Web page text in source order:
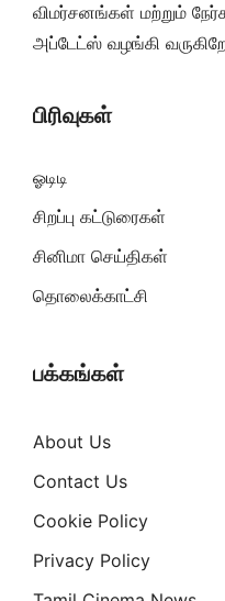
விமர்சனங்கள் மற்றும்
அப்டேட்ஸ் வழங்கி
பிரிவுகள்
ஓடிடி
சிறப்பு கட்டுரைகள்
சினிமா செய்திகள்
தொலைக்காட்சி
பக்கங்கள்
About Us
Contact Us
Cookie Policy
Privacy Policy